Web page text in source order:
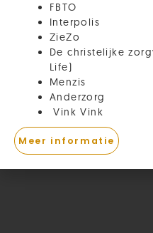
FBTO
Interpolis
ZieZo
De christelijke
Life)
Menzis
Anderzorg
Vink Vink
Meer informatie